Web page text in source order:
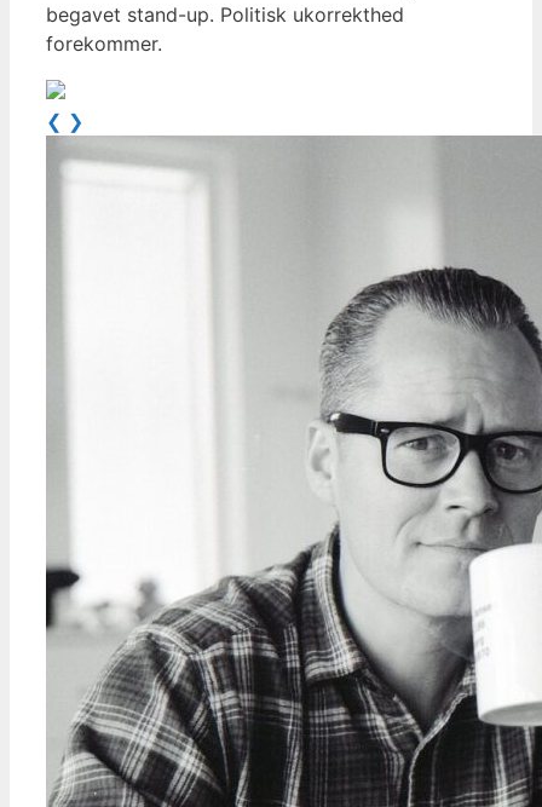
begavet stand-up. Politisk ukorrekthed
forekommer.
❮ ❯